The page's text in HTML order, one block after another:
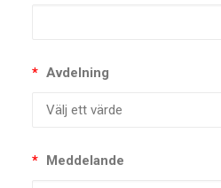
* Avdelning
* Meddelande